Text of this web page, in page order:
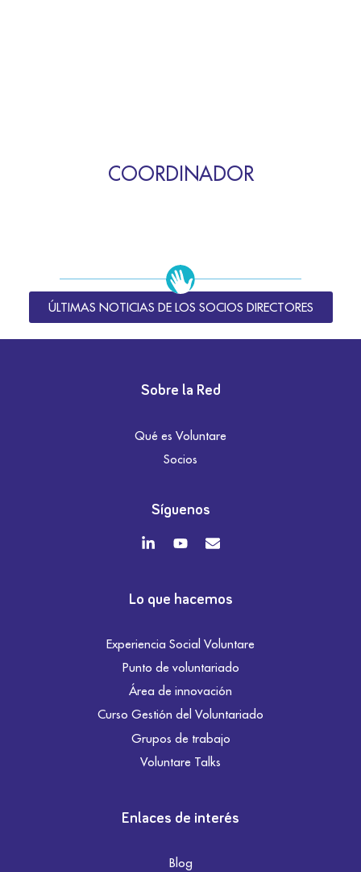
COORDINADOR
ÚLTIMAS NOTICIAS DE LOS SOCIOS DIRECTORES
Sobre la Red
Qué es Voluntare
Socios
Síguenos
Lo que hacemos
Experiencia Social Voluntare
Punto de voluntariado
Área de innovación
Curso Gestión del Voluntariado
Grupos de trabajo
Voluntare Talks
Enlaces de interés
Blog